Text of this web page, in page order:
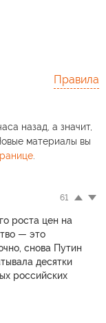
Правила
назад, а значит,
материалы вы
.
61
роста цен на
— это
снова Путин
десятки
российских